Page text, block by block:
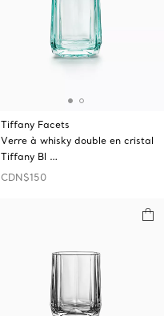
Tiffany Facets
Verre à whisky double en cristal
Tiffany Bl …
CDN$150